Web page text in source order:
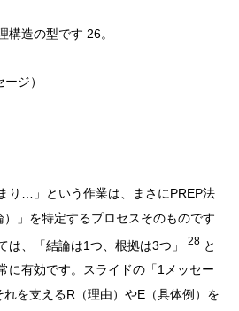
構造の型です 26。
ジ）
り…」という作業は、まさにPREP法
」を特定するプロセスそのものです
は、「結論は1つ、根拠は3つ」 28 と
に有効です。スライドの「1メッセー
を支えるR（理由）やE（具体例）を